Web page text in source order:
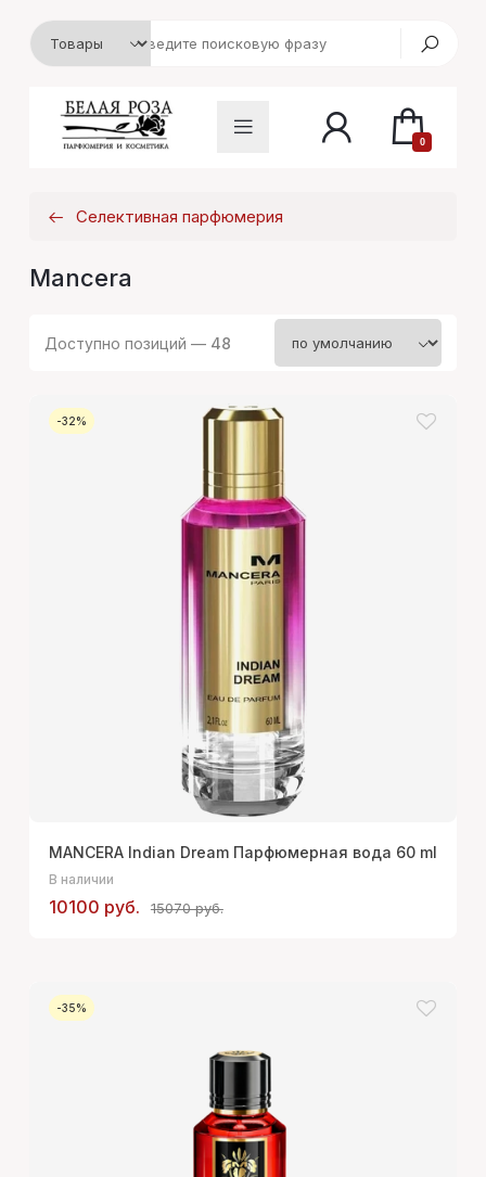
0
Селективная парфюмерия
Mancera
Доступно позиций — 48
-32%
MANCERA Indian Dream Парфюмерная вода 60 ml
В наличии
10100 руб. 15070 руб.
-35%